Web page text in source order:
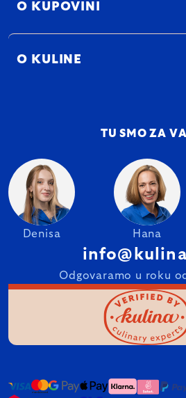
O KUPOVINI
O KULINE
TU SMO ZA
Denisa Hana
Odgovaramo u roku